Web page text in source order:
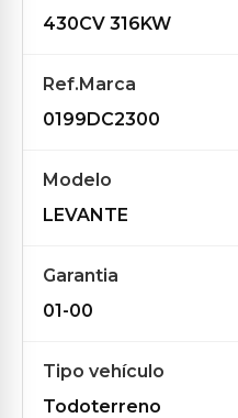
430CV 316KW
Ref.Marca
0199DC2300
Modelo
LEVANTE
Garantia
01-00
Tipo vehículo
Todoterreno